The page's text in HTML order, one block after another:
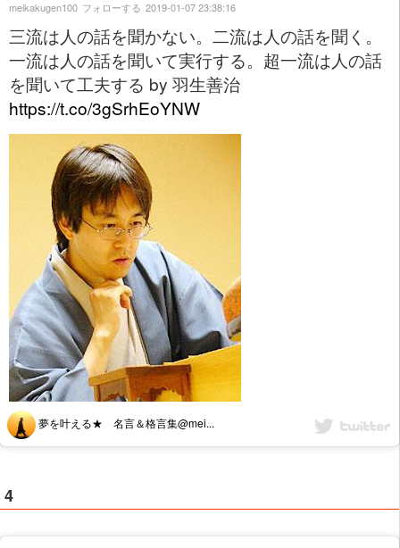
三流は人の話を聞かない。二流は人の話を聞く。
一流は人の話を聞いて実行する。超一流は人の話
を聞いて工夫する by 羽生善治
https://t.co/3gSrhEoYNW
夢を叶える★ 名言＆格言集@mei...
meikakugen100 フォローする 2019-01-07 23:38:16
4